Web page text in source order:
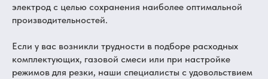
электрод с целью сохранения наиболее оптимальной
производительностей.
Если у вас возникли трудности в подборе расходных
комплектующих, газовой смеси или при настройке
режимов для резки, наши специалисты с удовольствием